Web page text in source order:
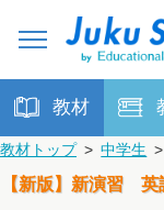
教材
教材トップ > 中学生 >
【新版】新演習